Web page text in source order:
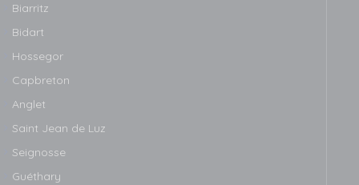
Biarritz
Bidart
Hossegor
Capbreton
Anglet
Saint Jean de Luz
Seignosse
Guéthary